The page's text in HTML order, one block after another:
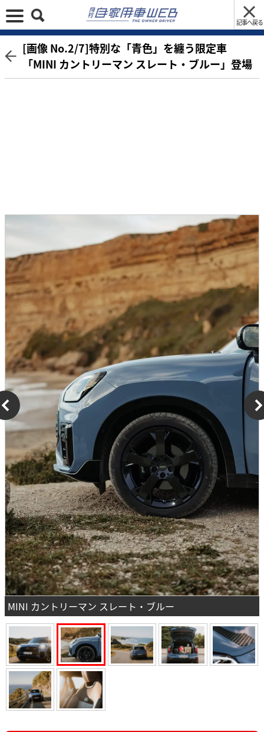
記事へ戻る
[画像 No.2/7]特別な「青色」を纏う限定車
「MINI カントリーマン スレート・ブルー」登場
MINI カントリーマン スレート・ブルー